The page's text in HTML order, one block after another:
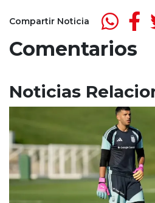
Compartir Noticia
Comentarios
Noticias